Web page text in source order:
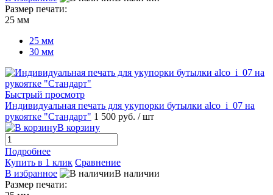
Размер печати:
25 мм
25 мм
30 мм
Быстрый просмотр
Индивидуальная печать для укупорки бутылки alco_i_07 на
рукоятке "Стандарт" 1 500 руб. / шт
В корзину
Подробнее
Купить в 1 клик Сравнение
В избранное
В наличии
Размер печати: